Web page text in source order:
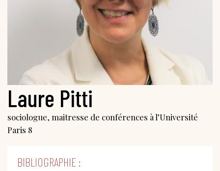
Laure Pitti
sociologue, maitresse de conférences à l’Université
Paris 8
BIBLIOGRAPHIE :